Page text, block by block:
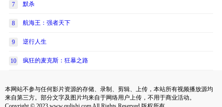
7 默杀
8 航海王：强者天下
9 逆行人生
10 疯狂的麦克斯：狂暴之路
本网站不参与任何影片资源的存储、录制、剪辑、上传，本站所有视频播放源均
来自第三方。部分文字及图片均来自于网络用户上传，不用于商业活动。